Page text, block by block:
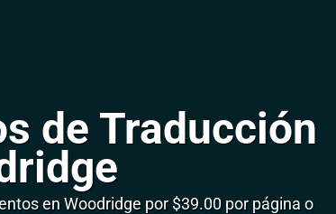
de Traducción
en Woodridge por $39.00 por página o